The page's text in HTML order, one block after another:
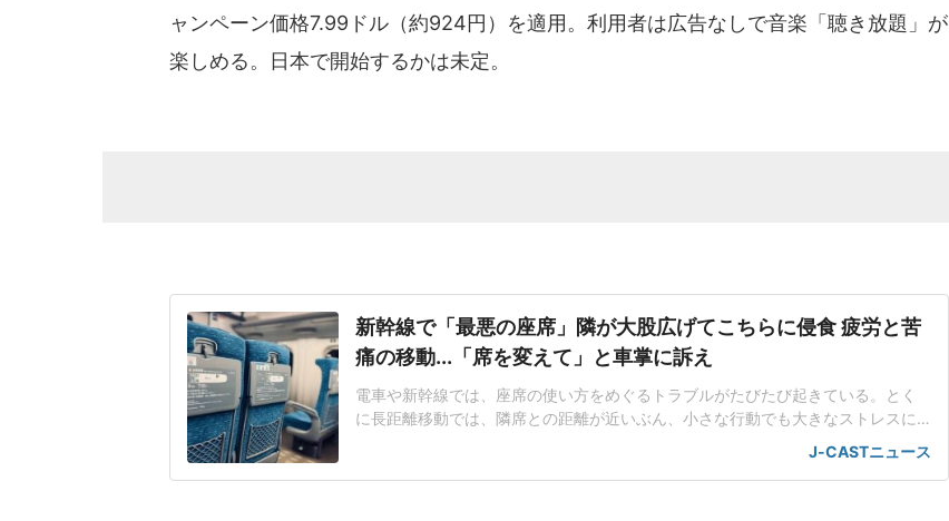
ャンペーン価格7.99ドル（約924円）を適用。利用者は広告なしで音楽「聴き放題」が
楽しめる。日本で開始するかは未定。
新幹線で「最悪の座席」隣が大股広げてこちらに侵食 疲労と苦
痛の移動...「席を変えて」と車掌に訴え
電車や新幹線では、座席の使い方をめぐるトラブルがたびたび起きている。とく
に長距離移動では、隣席との距離が近いぶん、小さな行動でも大きなストレスに
つながることがある。都内在住の中村彩名さん(仮名・30代)は、関西方面から東
京に向かう新幹線で、思わぬ出来事に直面した。不自然な姿勢で移動する羽目に
J-CASTニュース